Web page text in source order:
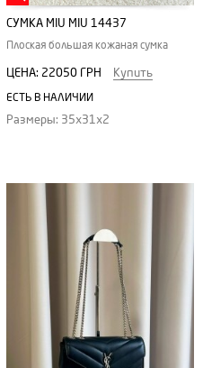
СУМКА MIU MIU 14437
Плоская большая кожаная сумка
ЦЕНА: 22050 ГРН Купить
ЕСТЬ В НАЛИЧИИ
Размеры: 35х31х2